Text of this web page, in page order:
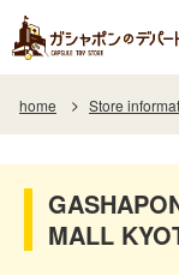
home Store
MALL